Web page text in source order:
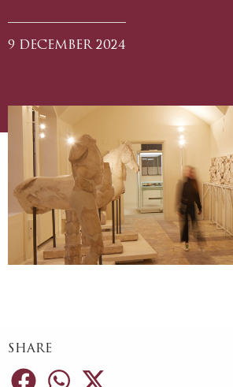
9 DECEMBER 2024
SHARE